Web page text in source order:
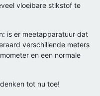
vloeibare stikstof te
is er meetapparatuur dat
verschillende meters
en een normale
tot nu toe!